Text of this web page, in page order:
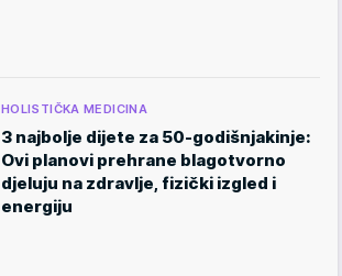
HOLISTIČKA MEDICINA
3 najbolje dijete za 50-godišnjakinje:
Ovi planovi prehrane blagotvorno
djeluju na zdravlje, fizički izgled i
energiju